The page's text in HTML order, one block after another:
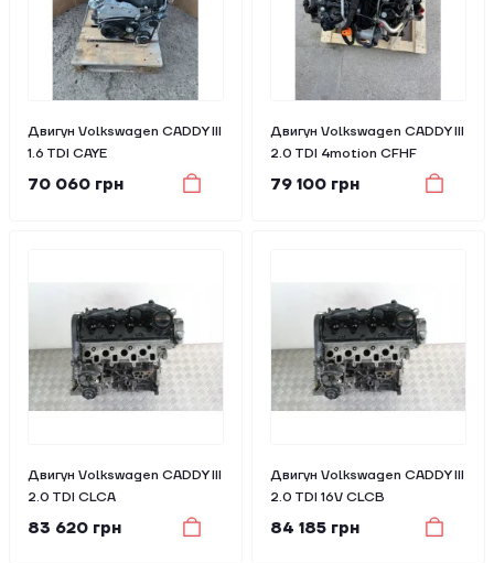
Двигун Volkswagen CADDY III
1.6 TDI CAYE
70 060 грн
Двигун Volkswagen CADDY III
2.0 TDI 4motion CFHF
79 100 грн
Двигун Volkswagen CADDY III
2.0 TDI CLCA
83 620 грн
Двигун Volkswagen CADDY III
2.0 TDI 16V CLCB
84 185 грн